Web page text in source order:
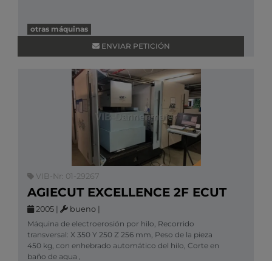
otras máquinas
ENVIAR PETICIÓN
VIB-Nr: 01-29267
AGIECUT EXCELLENCE 2F ECUT
2005 | bueno |
Máquina de electroerosión por hilo, Recorrido
transversal: X 350 Y 250 Z 256 mm, Peso de la pieza
450 kg, con enhebrado automático del hilo, Corte en
baño de agua ,